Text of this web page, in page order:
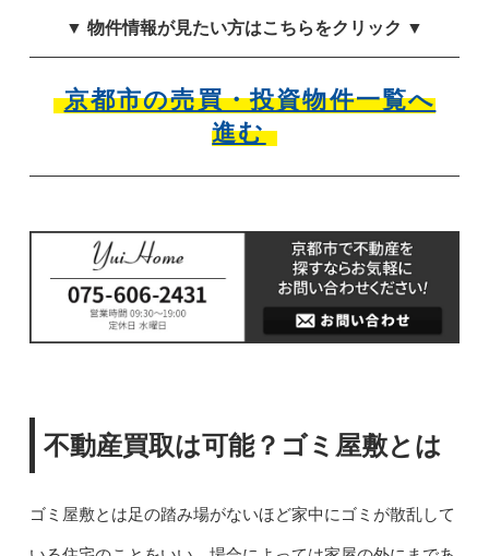
▼ 物件情報が見たい方はこちらをクリック ▼
京都市の売買・投資物件一覧へ
進む
不動産買取は可能？ゴミ屋敷とは
ゴミ屋敷とは足の踏み場がないほど家中にゴミが散乱して